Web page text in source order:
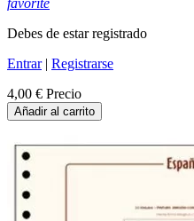
favorite
Debes de estar registrado
Entrar| Registrarse
4,00 € Precio
Añadir al carrito